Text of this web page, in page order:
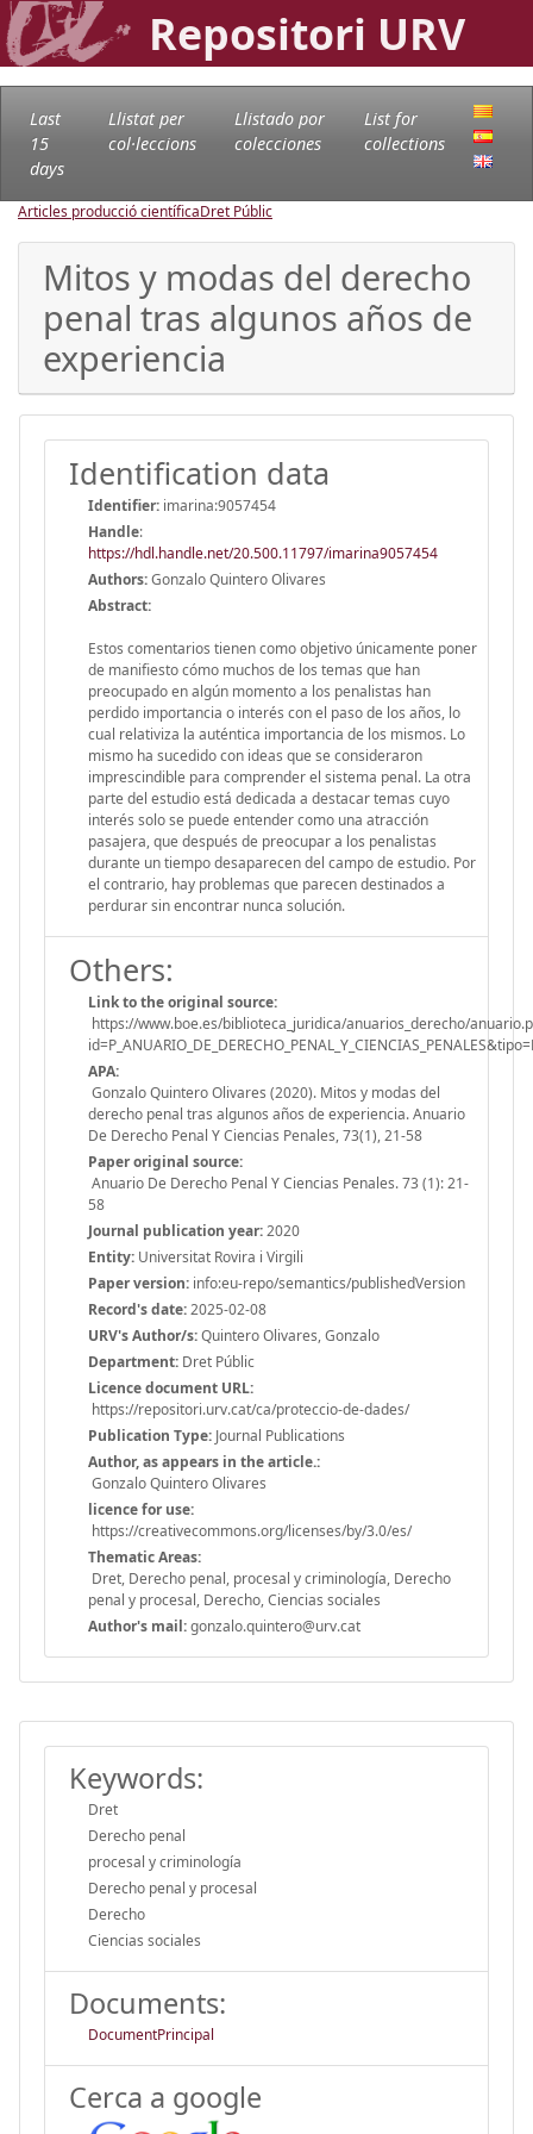
Repositori URV
Last
15
days
Llistat per
col·leccions
Llistado por
colecciones
List for
collections
Articles producció científicaDret Públic
Mitos y modas del derecho
penal tras algunos años de
experiencia
Identification data
Identifier: imarina:9057454
Handle:
https://hdl.handle.net/20.500.11797/imarina9057454
Authors:Gonzalo Quintero Olivares
Abstract:
Estos comentarios tienen como objetivo únicamente poner
de manifiesto cómo muchos de los temas que han
preocupado en algún momento a los penalistas han
perdido importancia o interés con el paso de los años, lo
cual relativiza la auténtica importancia de los mismos. Lo
mismo ha sucedido con ideas que se consideraron
imprescindible para comprender el sistema penal. La otra
parte del estudio está dedicada a destacar temas cuyo
interés solo se puede entender como una atracción
pasajera, que después de preocupar a los penalistas
durante un tiempo desaparecen del campo de estudio. Por
el contrario, hay problemas que parecen destinados a
perdurar sin encontrar nunca solución.
Others:
Link to the original source:
https://www.boe.es/biblioteca_juridica/anuarios_derecho/
APA:
Gonzalo Quintero Olivares (2020). Mitos y modas del
derecho penal tras algunos años de experiencia. Anuario
De Derecho Penal Y Ciencias Penales, 73(1), 21-58
Paper original source:
Anuario De Derecho Penal Y Ciencias Penales. 73 (1): 21-
58
Journal publication year:2020
Entity: Universitat Rovira i Virgili
Paper version: info:eu-repo/semantics/publishedVersion
Record's date:2025-02-08
URV's Author/s:Quintero Olivares, Gonzalo
Department: Dret Públic
Licence document URL:
https://repositori.urv.cat/ca/proteccio-de-dades/
Publication Type: Journal Publications
Author, as appears in the article.:
Gonzalo Quintero Olivares
licence for use:
https://creativecommons.org/licenses/by/3.0/es/
Thematic Areas:
Dret, Derecho penal, procesal y criminología, Derecho
penal y procesal, Derecho, Ciencias sociales
Author's mail:gonzalo.quintero@urv.cat
Keywords:
Dret
Derecho penal
procesal y criminología
Derecho penal y procesal
Derecho
Ciencias sociales
Documents:
DocumentPrincipal
Cerca a google